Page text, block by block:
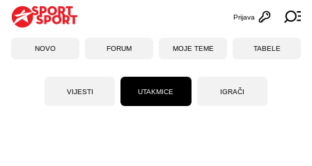
Otvori
Prijava
NOVO FORUM MOJE TEME TABELE
VIJESTI UTAKMICE IGRAČI